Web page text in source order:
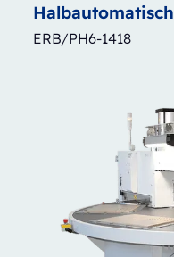
Halbautomatisch
ERB/PH6-1418